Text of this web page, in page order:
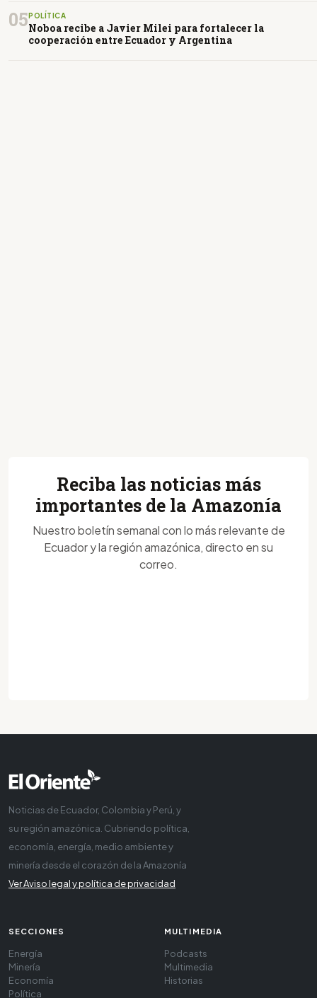
05 POLÍTICA
Noboa recibe a Javier Milei para fortalecer la
cooperación entre Ecuador y Argentina
Reciba las noticias más
importantes de la Amazonía
Nuestro boletín semanal con lo más relevante de
Ecuador y la región amazónica, directo en su
correo.
Noticias de Ecuador, Colombia y Perú, y
su región amazónica. Cubriendo política,
economía, energía, medio ambiente y
minería desde el corazón de la Amazonía
Ver Aviso legal y política de privacidad
SECCIONES
Energía
Minería
Economía
Política
MULTIMEDIA
Podcasts
Multimedia
Historias